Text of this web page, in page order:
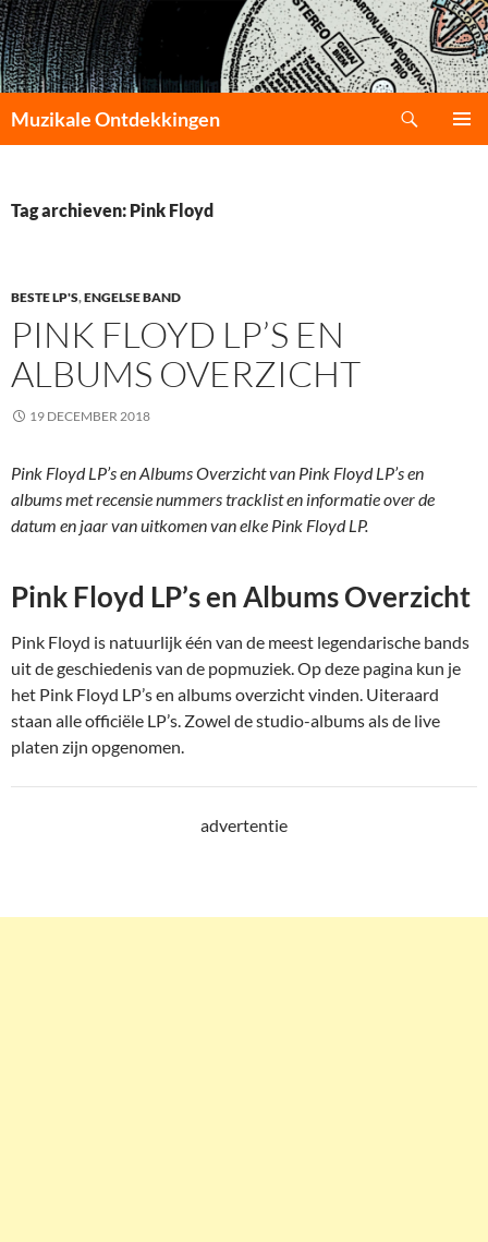
Muzikale Ontdekkingen
INHOUD
Tag archieven: Pink Floyd
BESTE LP'S,ENGELSE BAND
PINK FLOYD LP’S EN
ALBUMS OVERZICHT
19 DECEMBER 2018
Pink Floyd LP’s en Albums Overzicht van Pink Floyd LP’s en
albums met recensie nummers tracklist en informatie over de
datum en jaar van uitkomen van elke Pink Floyd LP.
Pink Floyd LP’s en Albums Overzicht
Pink Floyd is natuurlijk één van de meest legendarische bands
uit de geschiedenis van de popmuziek. Op deze pagina kun je
het Pink Floyd LP’s en albums overzicht vinden. Uiteraard
staan alle officiële LP’s. Zowel de studio-albums als de live
platen zijn opgenomen.
advertentie